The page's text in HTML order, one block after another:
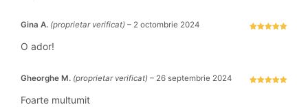
Gina A. (proprietar verificat) – 2 octombrie 2024
O ador!
Gheorghe M. (proprietar verificat) – 26 septembrie 2024
Foarte multumit